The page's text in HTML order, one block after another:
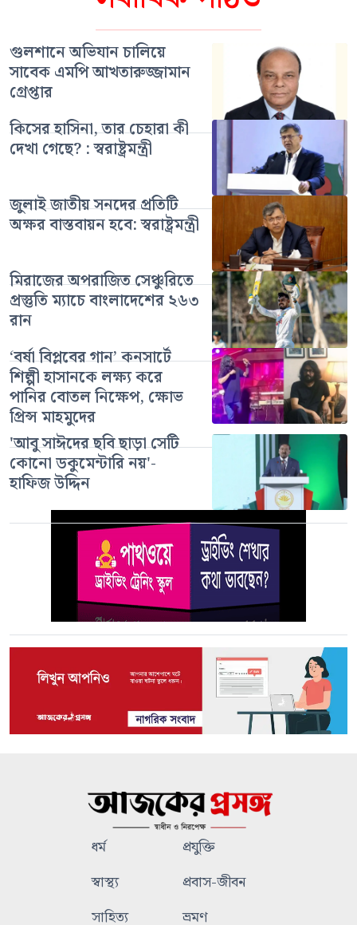
গুলশানে অভিযান চালিয়ে
সাবেক এমপি আখতারুজ্জামান
গ্রেপ্তার
কিসের হাসিনা, তার চেহারা কী
দেখা গেছে? : স্বরাষ্ট্রমন্ত্রী
জুলাই জাতীয় সনদের প্রতিটি
অক্ষর বাস্তবায়ন হবে: স্বরাষ্ট্রমন্ত্রী
মিরাজের অপরাজিত সেঞ্চুরিতে
প্রস্তুতি ম্যাচে বাংলাদেশের ২৬৩
রান
‘বর্ষা বিপ্লবের গান’ কনসার্টে
শিল্পী হাসানকে লক্ষ্য করে
পানির বোতল নিক্ষেপ, ক্ষোভ
প্রিন্স মাহমুদের
'আবু সাঈদের ছবি ছাড়া সেটি
কোনো ডকুমেন্টারি নয়'-
হাফিজ উদ্দিন
ধর্ম
প্রযুক্তি
স্বাস্থ্য
প্রবাস-জীবন
সাহিত্য
ভ্রমণ